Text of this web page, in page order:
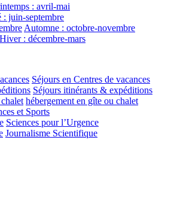
: avril-mai
: juin-septembre
Automne : octobre-novembre
Hiver : décembre-mars
Séjours en Centres de vacances
Séjours itinérants & expéditions
hébergement en gîte ou chalet
et Sports
Sciences pour l’Urgence
Journalisme Scientifique